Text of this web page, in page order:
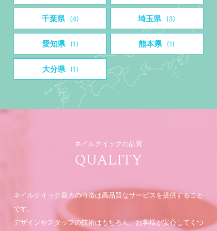
千葉県 (4) 埼玉県 (3)
愛知県 (1) 熊本県 (1)
大分県 (1)
ネイルクイックの品質
QUALITY
ネイルクイック最大の特徴は高品質なサービスを提供すること
です。
デザインやスタッフの技術はもちろん、お客様が安心してくつ